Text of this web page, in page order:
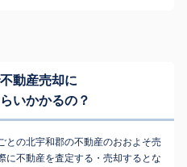
動産売却に
いかかるの？
との北宇和郡の不動産のおおよそ売
に不動産を査定する・売却するとな